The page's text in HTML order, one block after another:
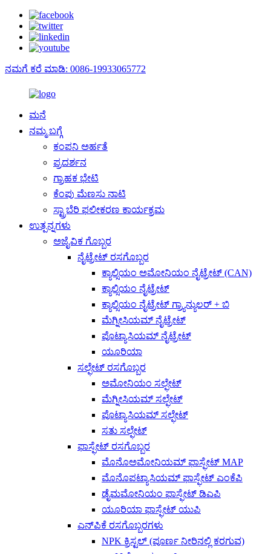
ನಮಗೆ ಕರೆ ಮಾಡಿ: 0086-19933065772
ಮನೆ
ನಮ್ಮ ಬಗ್ಗೆ
ಕಂಪನಿ ಅರ್ಹತೆ
ಪ್ರದರ್ಶನ
ಗ್ರಾಹಕ ಭೇಟಿ
ಕೆಂಪು ಮೆಣಸು ನಾಟಿ
ಸ್ಟ್ರಾಬೆರಿ ಫಲೀಕರಣ ಕಾರ್ಯಕ್ರಮ
ಉತ್ಪನ್ನಗಳು
ಅಜೈವಿಕ ಗೊಬ್ಬರ
ನೈಟ್ರೇಟ್ ರಸಗೊಬ್ಬರ
ಕ್ಯಾಲ್ಸಿಯಂ ಅಮೋನಿಯಂ ನೈಟ್ರೇಟ್ (CAN)
ಕ್ಯಾಲ್ಸಿಯಂ ನೈಟ್ರೇಟ್
ಕ್ಯಾಲ್ಸಿಯಂ ನೈಟ್ರೇಟ್ ಗ್ರ್ಯಾನ್ಯುಲರ್ + ಬಿ
ಮೆಗ್ನೀಸಿಯಮ್ ನೈಟ್ರೇಟ್
ಪೊಟ್ಯಾಸಿಯಮ್ ನೈಟ್ರೇಟ್
ಯೂರಿಯಾ
ಸಲ್ಫೇಟ್ ರಸಗೊಬ್ಬರ
ಅಮೋನಿಯಂ ಸಲ್ಫೇಟ್
ಮೆಗ್ನೀಸಿಯಮ್ ಸಲ್ಫೇಟ್
ಪೊಟ್ಯಾಸಿಯಮ್ ಸಲ್ಫೇಟ್
ಸತು ಸಲ್ಫೇಟ್
ಫಾಸ್ಫೇಟ್ ರಸಗೊಬ್ಬರ
ಮೊನೊಅಮೋನಿಯಮ್ ಫಾಸ್ಫೇಟ್ MAP
ಮೊನೊಪಟ್ಯಾಸಿಯಮ್ ಫಾಸ್ಫೇಟ್ ಎಂಕೆಪಿ
ಡೈಮಮೋನಿಯಂ ಫಾಸ್ಫೇಟ್ ಡಿಎಪಿ
ಯೂರಿಯಾ ಫಾಸ್ಫೇಟ್ ಯುಪಿ
ಎನ್‌ಪಿಕೆ ರಸಗೊಬ್ಬರಗಳು
NPK ಕ್ರಿಸ್ಟಲ್ (ಪೂರ್ಣ ನೀರಿನಲ್ಲಿ ಕರಗುವ)